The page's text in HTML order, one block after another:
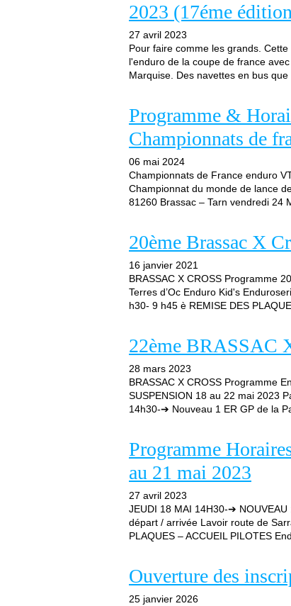
2023 (17éme
27 avril 2023
Pour faire comme les grands.
l'enduro de la coupe de france
Marquise. Des navettes en bus que
Programme &
Championnats de
06 mai 2024
Championnats de France enduro
Championnat du monde de lance
81260 Brassac – Tarn vendredi 24
20ème Brassac X
16 janvier 2021
BRASSAC X CROSS Programme
Terres d’Oc Enduro Kid's
h30- 9 h45 è REMISE DES
22ème BRASSAC
28 mars 2023
BRASSAC X CROSS Programme
SUSPENSION 18 au 22 mai 2023
14h30-➔ Nouveau 1 ER GP de la
Programme
au 21 mai 2023
27 avril 2023
JEUDI 18 MAI 14H30-➔ NOUVEAU
départ / arrivée Lavoir route de
PLAQUES – ACCUEIL PILOTES
Ouverture des
25 janvier 2026